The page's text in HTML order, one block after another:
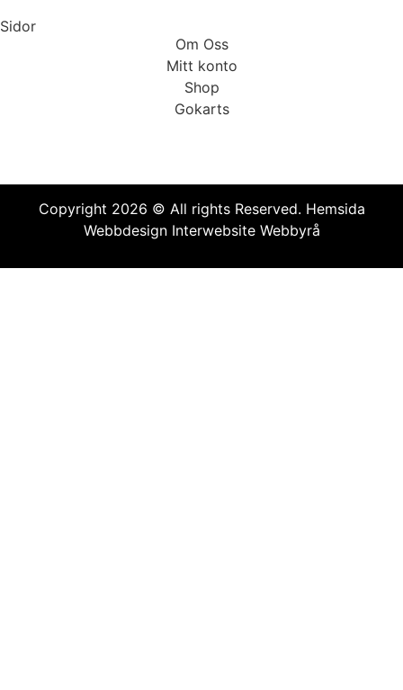
Sidor
Om Oss
Mitt konto
Shop
Gokarts
Copyright 2026 © All rights Reserved. Hemsida
Webbdesign Interwebsite Webbyrå